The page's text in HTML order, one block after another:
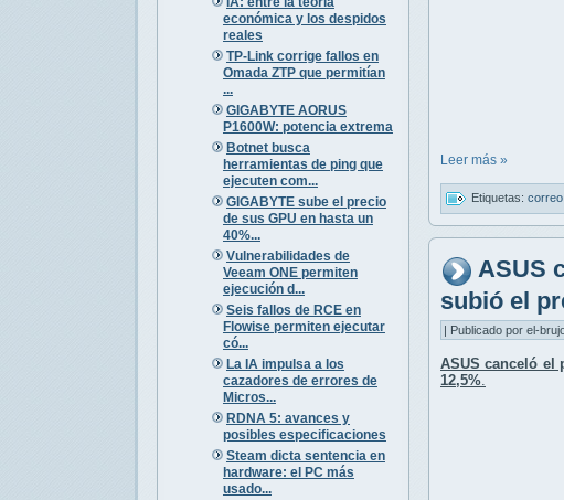
económica y los despidos
reales
TP-Link corrige fallos en
Omada ZTP que permitían
...
GIGABYTE AORUS
P1600W: potencia extrema
Botnet busca
herramientas de ping que
ejecuten com...
GIGABYTE sube el precio
de sus GPU en hasta un
40%...
Vulnerabilidades de
Veeam ONE permiten
ejecución d...
Seis fallos de RCE en
Flowise permiten ejecutar
có...
La IA impulsa a los
cazadores de errores de
Micros...
RDNA 5: avances y
posibles especificaciones
Steam dicta sentencia en
hardware: el PC más
usado...
Leer más »
Etiquetas: correo
ASUS
subió el
| Publicado por el-
ASUS canceló el
12,5%